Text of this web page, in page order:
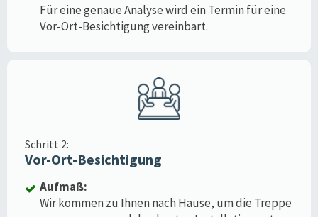
Für eine genaue Analyse wird ein Termin für eine
Vor-Ort-Besichtigung vereinbart.
Schritt 2:
Vor-Ort-Besichtigung
Aufmaß:
Wir kommen zu Ihnen nach Hause, um die Treppe